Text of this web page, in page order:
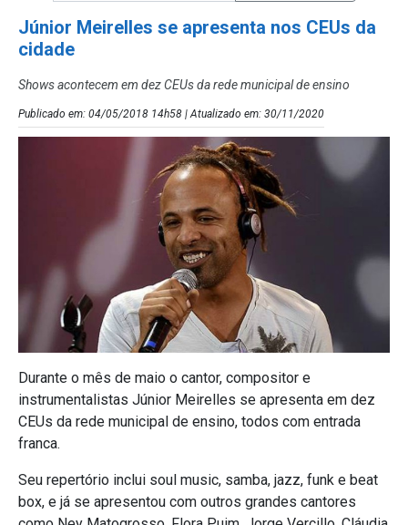
Júnior Meirelles se apresenta nos CEUs da
cidade
Shows acontecem em dez CEUs da rede municipal de ensino
Publicado em: 04/05/2018 14h58 | Atualizado em: 30/11/2020
Durante o mês de maio o cantor, compositor e
instrumentalistas Júnior Meirelles se apresenta em dez
CEUs da rede municipal de ensino, todos com entrada
franca.
Seu repertório inclui soul music, samba, jazz, funk e beat
box, e já se apresentou com outros grandes cantores